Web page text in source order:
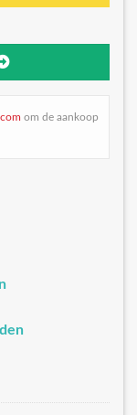
om de aankoop